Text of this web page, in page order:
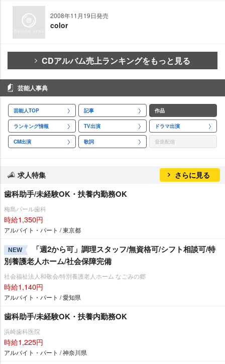
2008年11月19日発売
color
CDアルバム売上ランキングをもっと見る
芸能人事典
芸能人TOP 記事 作品
ランキング情報 TV出演 ドラマ出演
CM出演 歌詞 音楽配信
求人特集 さらに見る
歯科助手/未経験OK・扶養内勤務OK
梅島パール歯科
時給1,350円
アルバイト・パート / 東京都
NEW
「週2から可」調理スタッフ/無資格可/シフト相談可/特
別養護老人ホーム/社会保障完備
社会福祉法人和敬会/特別養護老人ホーム なごみの郷
時給1,140円
アルバイト・パート / 愛知県
歯科助手/未経験OK・扶養内勤務OK
浜崎歯科医院
時給1,225円
アルバイト・パート / 神奈川県